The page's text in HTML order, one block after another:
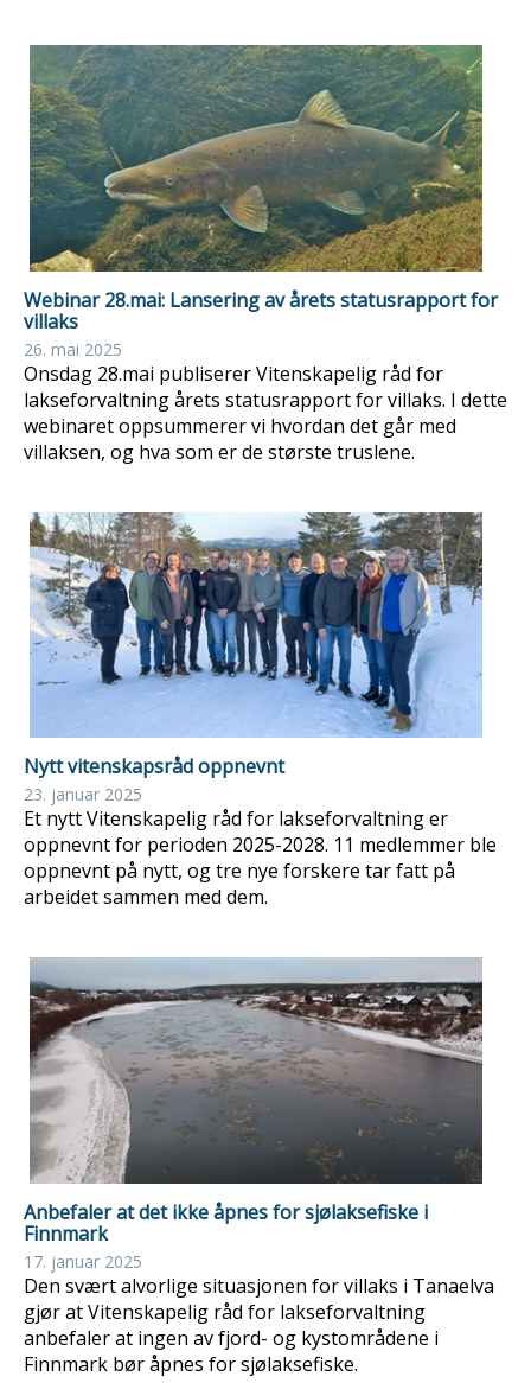
Webinar 28.mai: Lansering av årets statusrapport for
villaks
26. mai 2025
Onsdag 28.mai publiserer Vitenskapelig råd for
lakseforvaltning årets statusrapport for villaks. I dette
webinaret oppsummerer vi hvordan det går med
villaksen, og hva som er de største truslene.
Nytt vitenskapsråd oppnevnt
23. januar 2025
Et nytt Vitenskapelig råd for lakseforvaltning er
oppnevnt for perioden 2025-2028. 11 medlemmer ble
oppnevnt på nytt, og tre nye forskere tar fatt på
arbeidet sammen med dem.
Anbefaler at det ikke åpnes for sjølaksefiske i
Finnmark
17. januar 2025
Den svært alvorlige situasjonen for villaks i Tanaelva
gjør at Vitenskapelig råd for lakseforvaltning
anbefaler at ingen av fjord- og kystområdene i
Finnmark bør åpnes for sjølaksefiske.